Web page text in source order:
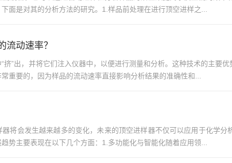
面是对其的分析方法的研究。1.样品前处理在进行顶空进样之...
流动速率？
挤”出，并将它们注入仪器中，以便进行测量和分析。这种技术的主要
重要的，因为样品的流动速率直接影响分析结果的准确性和...
将会发生越来越多的变化，未来的顶空进样器不仅可以应用于化学
势主要表现在以下几个方面：1.多功能化与智能化随着应用领...